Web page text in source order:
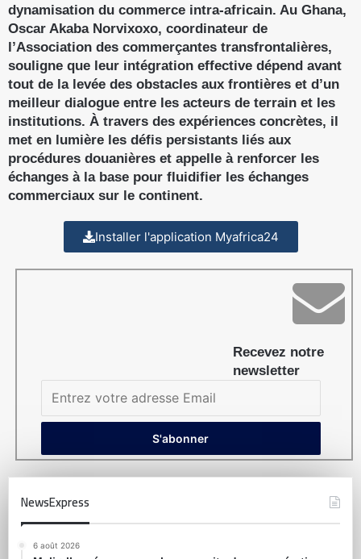
dynamisation du commerce intra-africain. Au Ghana,
Oscar Akaba Norvixoxo, coordinateur de
l’Association des commerçantes transfrontalières,
souligne que leur intégration effective dépend avant
tout de la levée des obstacles aux frontières et d’un
meilleur dialogue entre les acteurs de terrain et les
institutions. À travers des expériences concrètes, il
met en lumière les défis persistants liés aux
procédures douanières et appelle à renforcer les
échanges à la base pour fluidifier les échanges
commerciaux sur le continent.
Installer l'application Myafrica24
Recevez notre
newsletter
NewsExpress
6 août 2026